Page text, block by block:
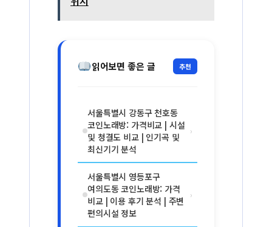
읽어보면 좋은 글 추천
서울특별시 강동구 천호동
코인노래방: 가격비교 | 시설
및 청결도 비교 | 인기곡 및
최신기기 분석
›
서울특별시 영등포구
여의도동 코인노래방: 가격
비교 | 이용 후기 분석 | 주변
편의시설 정보
›